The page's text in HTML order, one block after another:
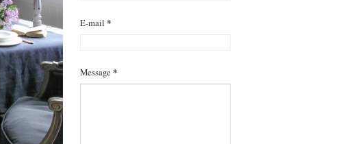
E-mail *
Message *